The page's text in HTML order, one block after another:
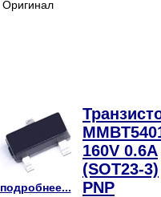
Оригинал
подробнее...
160V 0.6A
(SOT23-3)
PNP